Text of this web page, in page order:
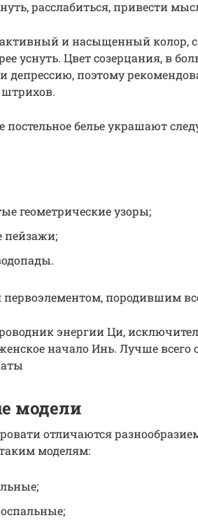
расслабиться, привести
и насыщенный колор,
уснуть. Цвет созерцания, в
депрессию, поэтому
постельное белье украшают
геометрические узоры;
пейзажи;
первоэлементом, породившим
энергии Ци,
начало Инь. Лучше всего
модели
отличаются
моделям: